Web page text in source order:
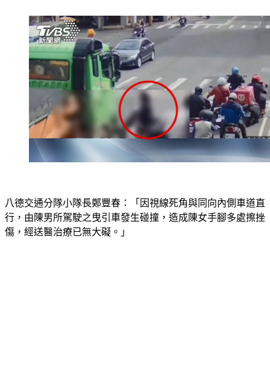
八德交通分隊小隊長鄭豐春：「因視線死角與同向內側車道直
行，由陳男所駕駛之曳引車發生碰撞，造成陳女手腳多處擦挫
傷，經送醫治療已無大礙。」